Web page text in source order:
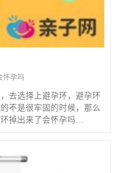
怀孕吗
去选择上避孕环，避孕环
不是很牢固的时候，那么
掉出来了会怀孕吗…